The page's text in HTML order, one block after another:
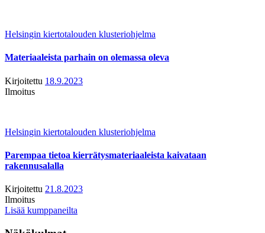
Helsingin kiertotalouden klusteriohjelma
Materiaaleista parhain on olemassa oleva
Kirjoitettu 18.9.2023
Ilmoitus
Helsingin kiertotalouden klusteriohjelma
Parempaa tietoa kierrätysmateriaaleista kaivataan
rakennusalalla
Kirjoitettu 21.8.2023
Ilmoitus
Lisää kumppaneilta